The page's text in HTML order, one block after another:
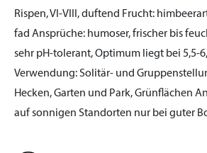
Rispen, VI-VIII, duftend Frucht:
fad Ansprüche: humoser, frischer bis
sehr pH-tolerant, Optimum liegt bei 5,5-
Verwendung:Solitär- und
Hecken, Garten und Park, Grünflächen
auf sonnigen Standorten nur bei guter